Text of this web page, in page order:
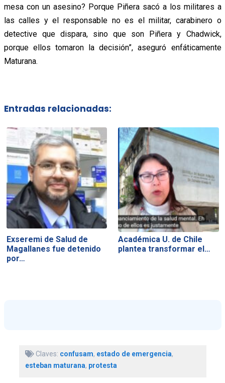
mesa con un asesino? Porque Piñera sacó a los militares a
las calles y el responsable no es el militar, carabinero o
detective que dispara, sino que son Piñera y Chadwick,
porque ellos tomaron la decisión”, aseguró enfáticamente
Maturana.
Entradas relacionadas:
Exseremi de Salud de
Magallanes fue detenido
por…
Académica U. de Chile
plantea transformar el…
Claves: confusam, estado de emergencia,
esteban maturana, protesta